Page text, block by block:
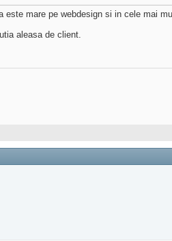
mare pe webdesign si in cele mai
aleasa de client.